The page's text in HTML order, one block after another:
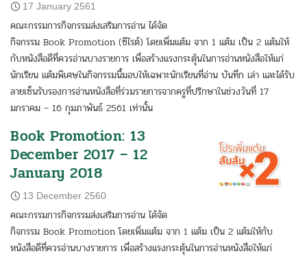
17 January 2561
คณะกรรมการกิจกรรมส่งเสริมการอ่าน ได้จัด
กิจกรรม Book Promotion (ซีไรต์) โดยเพิ่มแต้ม จาก 1 แต้ม เป็น 2 แต้มให้
กับหนังสือดีที่ควรอ่านบางรายการ เพื่อสร้างแรงกระตุ้นในการอ่านหนังสือให้แก่
นักเรียน แต้มพิเศษในกิจกรรมนี้มอบให้เฉพาะนักเรียนที่อ่าน บันทึก เล่า และได้รับ
ลายเซ็นรับรองการอ่านหนังสือที่ร่วมรายการจากครูที่ปรึกษาในช่วงวันที่ 17
มกราคม – 16 กุมภาพันธ์ 2561 เท่านั้น
Book Promotion: 13
December 2017 – 12
January 2018
13 December 2560
คณะกรรมการกิจกรรมส่งเสริมการอ่าน ได้จัด
กิจกรรม Book Promotion โดยเพิ่มแต้ม จาก 1 แต้ม เป็น 2 แต้มให้กับ
หนังสือดีที่ควรอ่านบางรายการ เพื่อสร้างแรงกระตุ้นในการอ่านหนังสือให้แก่